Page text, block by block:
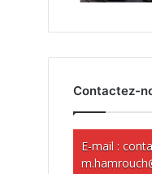
Contactez-
E-mail :